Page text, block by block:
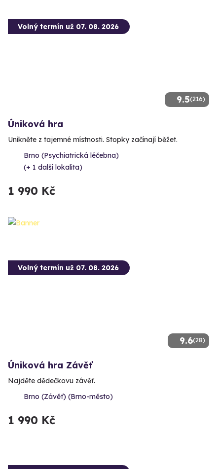
9.5(216)
Volný termín už 07. 08. 2026
Úniková hra
Unikněte z tajemné místnosti. Stopky začínají běžet.
Brno (Psychiatrická léčebna)
(+ 1 další lokalita)
1 990 Kč
9.6(28)
Volný termín už 07. 08. 2026
Úniková hra Závěť
Najděte dědečkovu závěť.
Brno (Závěť) (Brno-město)
1 990 Kč